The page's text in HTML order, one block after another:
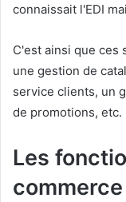
connaissait l'EDI
C'est ainsi que ces
une gestion de
service clients, un
de promotions, etc.
Les